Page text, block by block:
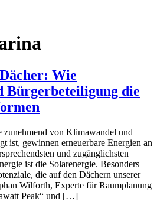
Wie
Bürgerbeteiligung die
von Klimawandel und
ist, gewinnen erneuerbare Energien an
und zugänglichsten
ist die Solarenergie. Besonders
die auf den Dächern unserer
Wilforth, Experte für Raumplanung
Peak“ und […]